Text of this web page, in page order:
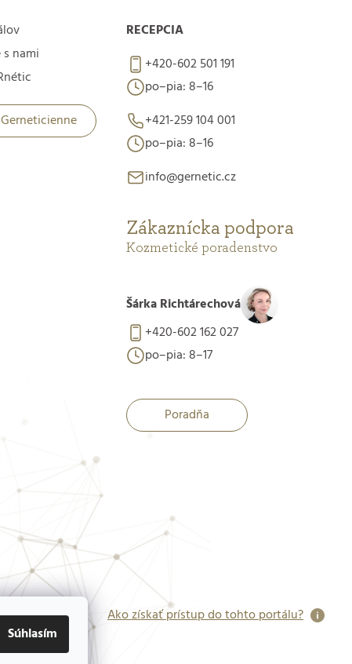
Súhlasím
nami
RECEPCIA
+420-602 501 191
po–pia: 8–16
+421-259 104 001
po–pia: 8–16
info@gernetic.cz
Zákaznícka podpora
Kozmetické poradenstvo
Šárka Richtárechová
+420-602 162 027
po–pia: 8–17
Poradňa
Ako získať prístup do tohto portálu?